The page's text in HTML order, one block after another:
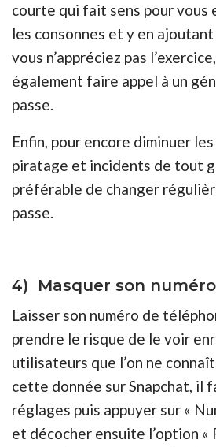
courte qui fait sens pour vous
les consonnes et y en ajoutant
vous n’appréciez pas
également faire appel à un
passe.
Enfin, pour encore diminuer
piratage et incidents de tout
préférable de changer
passe.
4) Masquer son
Laisser son numéro de
prendre le risque de le voir
utilisateurs que l’on ne
cette donnée sur Snapchat, il
réglages puis appuyer sur «
et décocher ensuite l’option «